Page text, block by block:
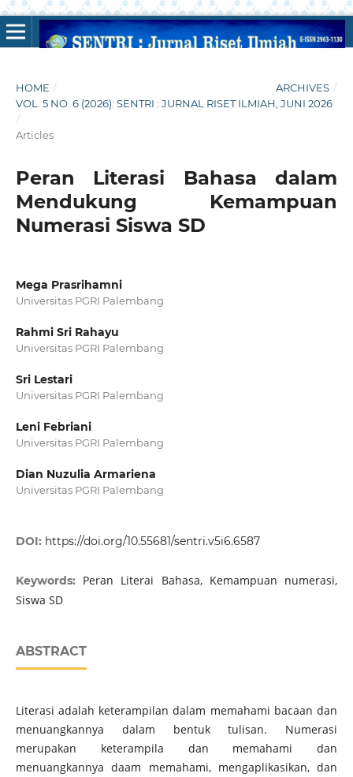
HOME / ARCHIVES /
VOL. 5 NO. 6 (2026): SENTRI : JURNAL RISET ILMIAH, JUNI 2026
/
Articles
Peran Literasi Bahasa dalam
Mendukung Kemampuan
Numerasi Siswa SD
Mega Prasrihamni
Universitas PGRI Palembang
Rahmi Sri Rahayu
Universitas PGRI Palembang
Sri Lestari
Universitas PGRI Palembang
Leni Febriani
Universitas PGRI Palembang
Dian Nuzulia Armariena
Universitas PGRI Palembang
DOI: https://doi.org/10.55681/sentri.v5i6.6587
Keywords: Peran Literai Bahasa, Kemampuan numerasi,
Siswa SD
ABSTRACT
Literasi adalah keterampilan dalam memahami bacaan dan
menuangkannya dalam bentuk tulisan. Numerasi
merupakan keterampila dan memahami dan
menuangkannya daam memahami, mengaplikasikan, dan